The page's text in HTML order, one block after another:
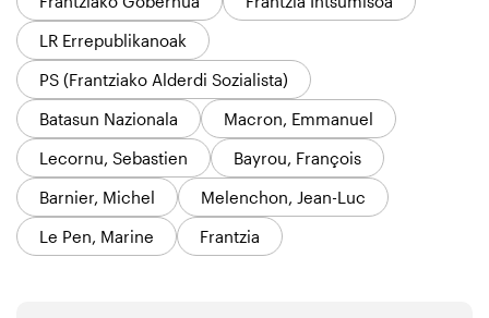
LR Errepublikanoak
PS (Frantziako Alderdi Sozialista)
Batasun Nazionala
Macron, Emmanuel
Lecornu, Sebastien
Bayrou, François
Barnier, Michel
Melenchon, Jean-Luc
Le Pen, Marine
Frantzia